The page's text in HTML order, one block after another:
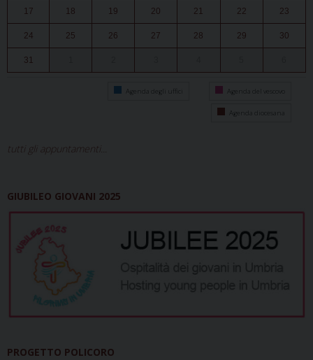
17 18 19 20 21 22 23
24 25 26 27 28 29 30
31
Agenda degli uffici Agenda del vescovo
Agenda diocesana
tutti gli appuntamenti...
GIUBILEO GIOVANI 2025
PROGETTO POLICORO